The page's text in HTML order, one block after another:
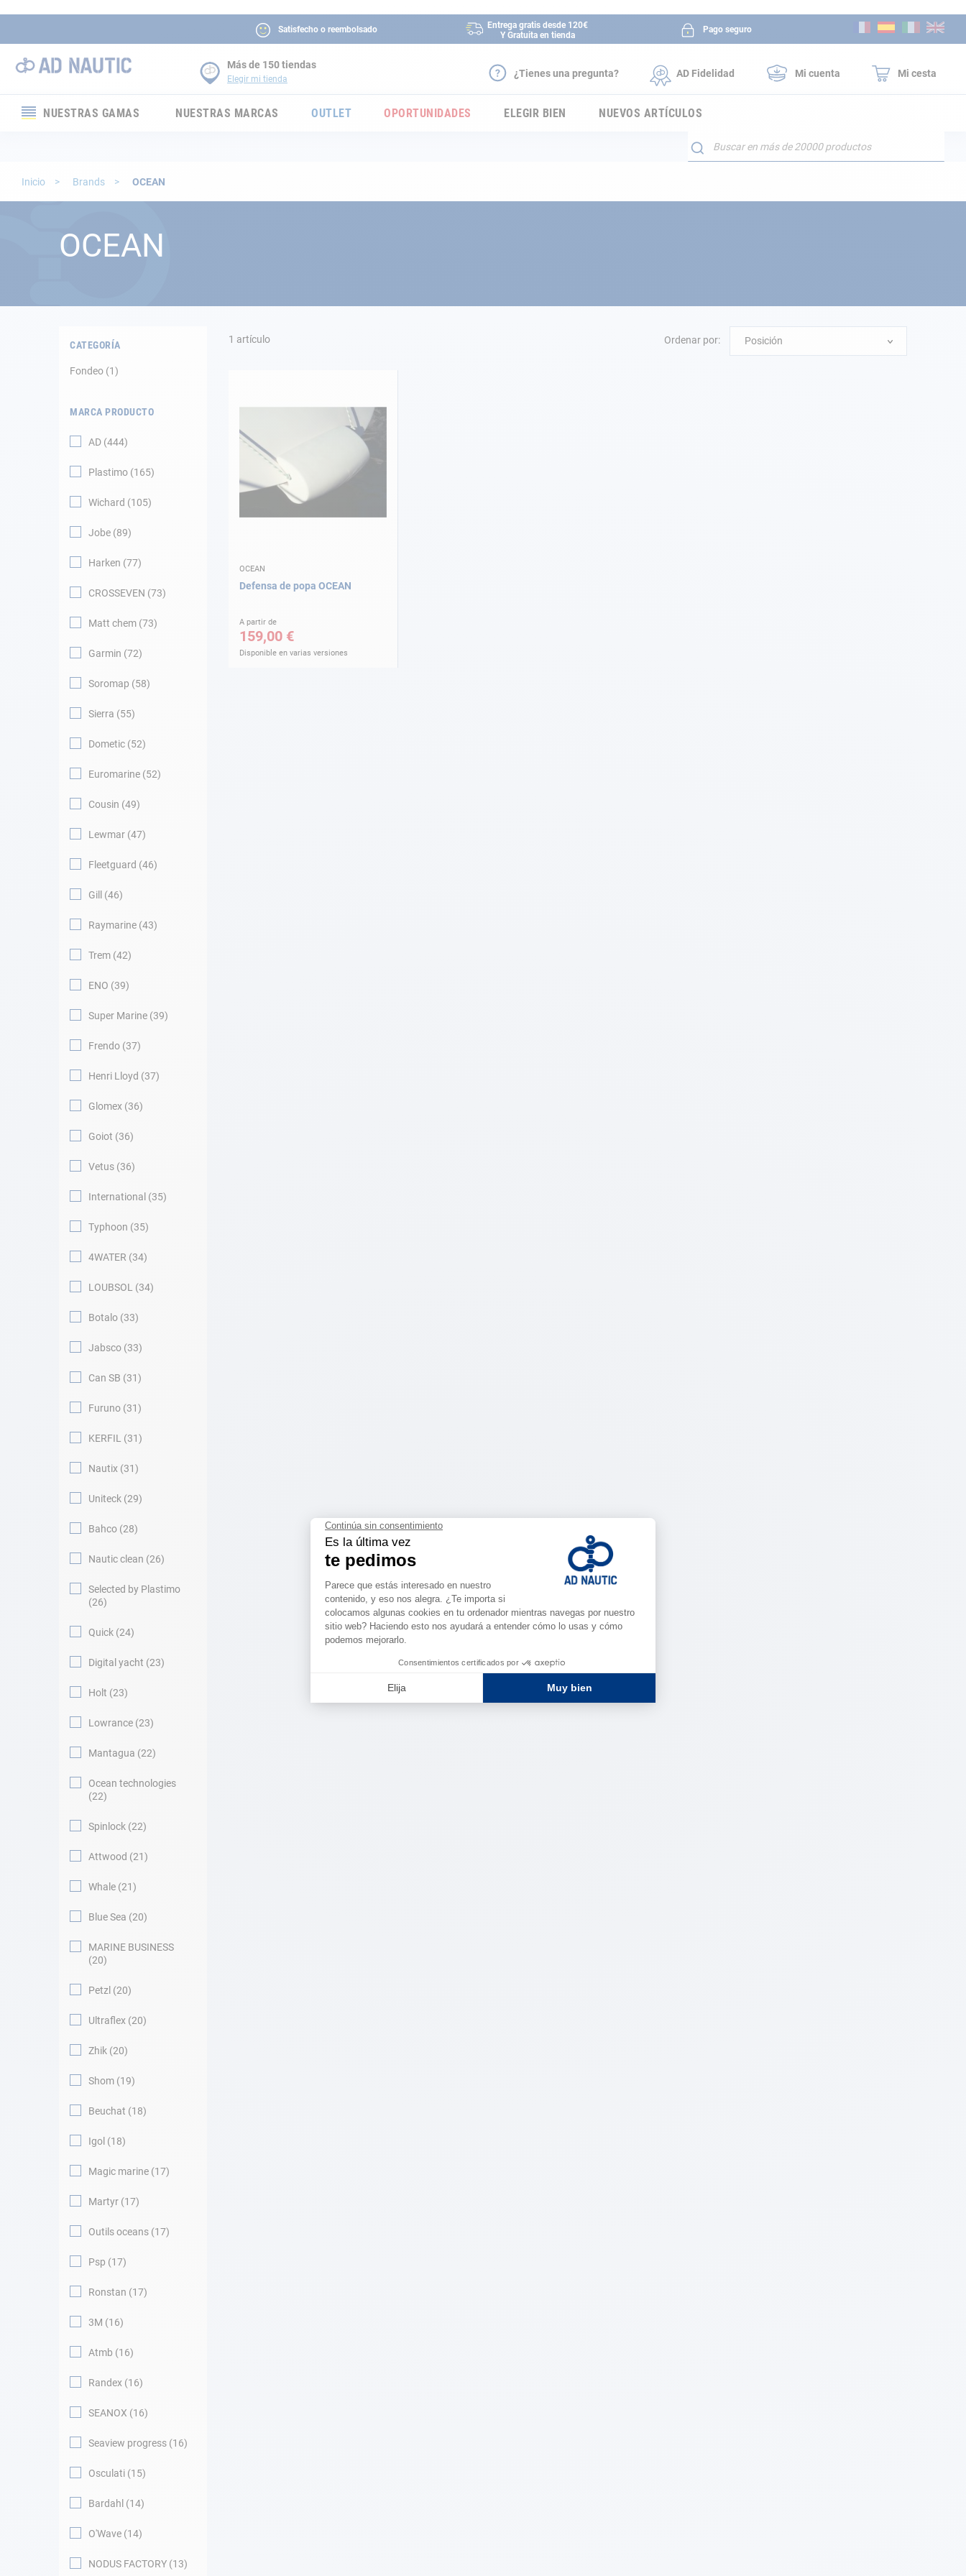
Satisfecho o reembolsado
Entrega gratis desde 120€
Y Gratuita en tienda
Pago seguro
Más de 150 tiendas
Elegir mi tienda ¿Tienes una pregunta? AD Fidelidad Mi cuenta Mi cesta
NUESTRAS GAMAS
Electricidad
Seguridad
NUESTRAS MARCAS OUTLET OPORTUNIDADES ELEGIR BIEN NUEVOS ARTÍCULOS
Buscar
Inicio Brands OCEAN
OCEAN
1 artículo Ordenar por: Posición
OCEAN
Defensa de popa OCEAN
A partir de
159,00 €
Disponible en varias versiones
CATEGORÍA
Fondeo 1
MARCA PRODUCTO
AD 444
Plastimo 165
Wichard 105
Jobe 89
Harken 77
CROSSEVEN 73
Matt chem 73
Garmin 72
Soromap 58
Sierra 55
Dometic 52
Euromarine 52
Cousin 49
Lewmar 47
Fleetguard 46
Gill 46
Raymarine 43
Trem 42
ENO 39
Super Marine 39
Frendo 37
Henri Lloyd 37
Glomex 36
Goiot 36
Vetus 36
International 35
Typhoon 35
4WATER 34
LOUBSOL 34
Botalo 33
Jabsco 33
Can SB 31
Furuno 31
KERFIL 31
Nautix 31
Uniteck 29
Bahco 28
Nautic clean 26
Selected by Plastimo
26
Quick 24
Digital yacht 23
Holt 23
Lowrance 23
Mantagua 22
Ocean technologies
22
Spinlock 22
Attwood 21
Whale 21
Blue Sea 20
MARINE BUSINESS
20
Petzl 20
Ultraflex 20
Zhik 20
Shom 19
Beuchat 18
Igol 18
Magic marine 17
Martyr 17
Outils oceans 17
Psp 17
Ronstan 17
3M 16
Atmb 16
Randex 16
SEANOX 16
Seaview progress 16
Osculati 15
Bardahl 14
O'Wave 14
NODUS FACTORY 13